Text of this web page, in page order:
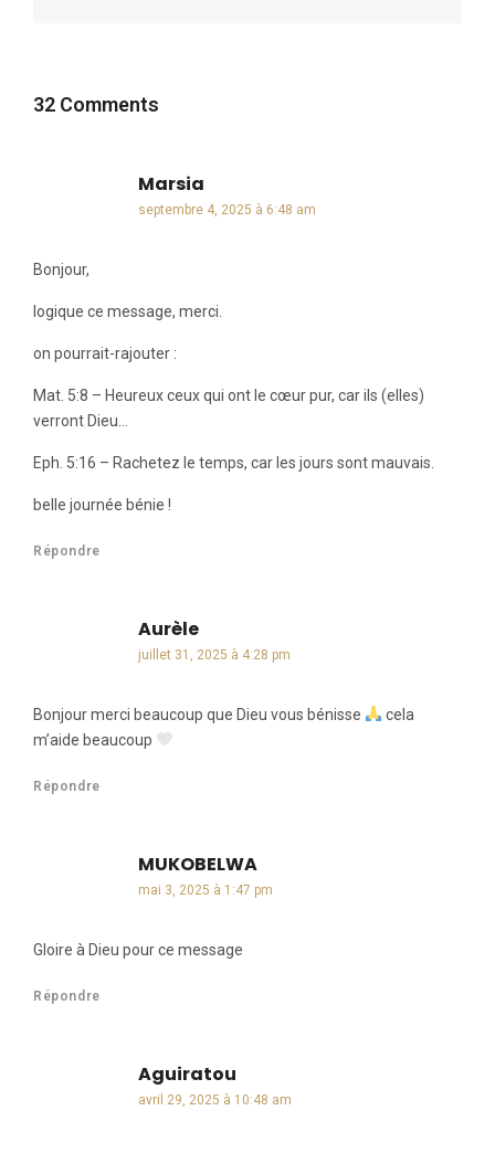
32 Comments
Marsia
septembre 4, 2025 à 6:48 am
Bonjour,
logique ce message, merci.
on pourrait-rajouter :
Mat. 5:8 – Heureux ceux qui ont le cœur pur, car ils (elles)
verront Dieu…
Eph. 5:16 – Rachetez le temps, car les jours sont mauvais.
belle journée bénie !
Répondre
Aurèledit :
juillet 31, 2025 à 4:28 pm
Bonjour merci beaucoup que Dieu vous bénisse
cela
m’aide beaucoup
Répondre
MUKOBELWA
mai 3, 2025 à 1:47 pm
Gloire à Dieu pour ce message
Répondre
Aguiratou
avril 29, 2025 à 10:48 am